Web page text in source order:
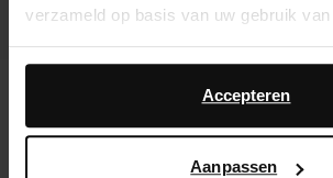
verzameld op basis van uw gebruik
Daarnaast werken wij samen met
advertentie- en meetdoeleinden. Meer
hoe Google uw persoonsgegevens
Accepteren
Aanpassen
Mocassins slip-on avec chaîne -
126.00
50.40